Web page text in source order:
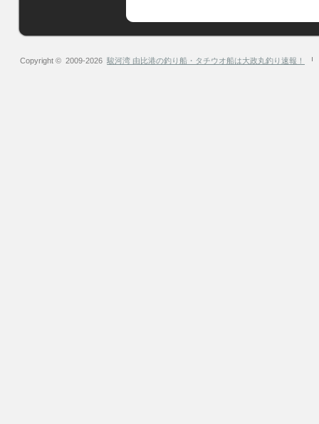
Copyright © 2009-2026 駿河湾 由比港の釣り船・タチウオ船は大政丸釣り速報！